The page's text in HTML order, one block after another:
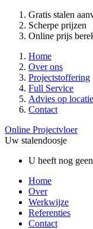
Gratis stalen
Scherpe prijzen
Online prijs
Home
Over ons
Projectstoffering
Full Service
Advies op locatie
Contact
Online Projectvloer
Uw stalendoosje
U heeft nog
Home
Over
Werkwijze
Referenties
Contact